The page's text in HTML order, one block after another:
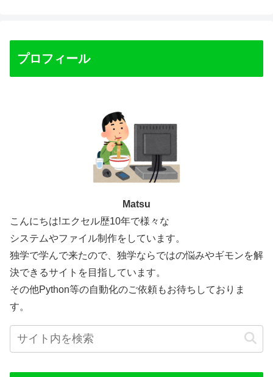
プロフィール
Matsu
こんにちは!エクセル歴10年で様々な
システムやファイル制作をしています。
独学で学んで来たので、独学ならではの悩みやギモンを解
決できるサイトを目指しています。
その他Python等の自動化のご依頼もお待ちしておりま
す。